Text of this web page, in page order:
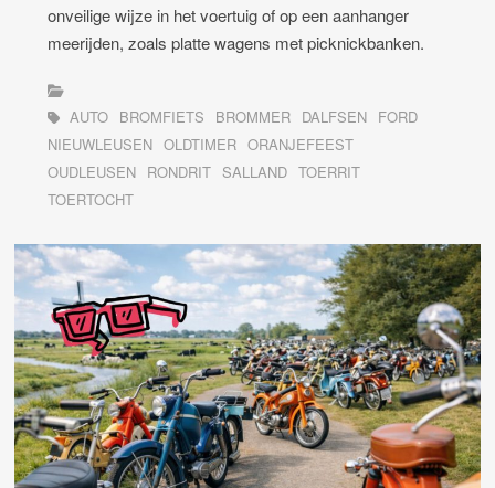
onveilige wijze in het voertuig of op een aanhanger
meerijden, zoals platte wagens met picknickbanken.
AUTO BROMFIETS BROMMER DALFSEN FORD
NIEUWLEUSEN OLDTIMER ORANJEFEEST
OUDLEUSEN RONDRIT SALLAND TOERRIT
TOERTOCHT